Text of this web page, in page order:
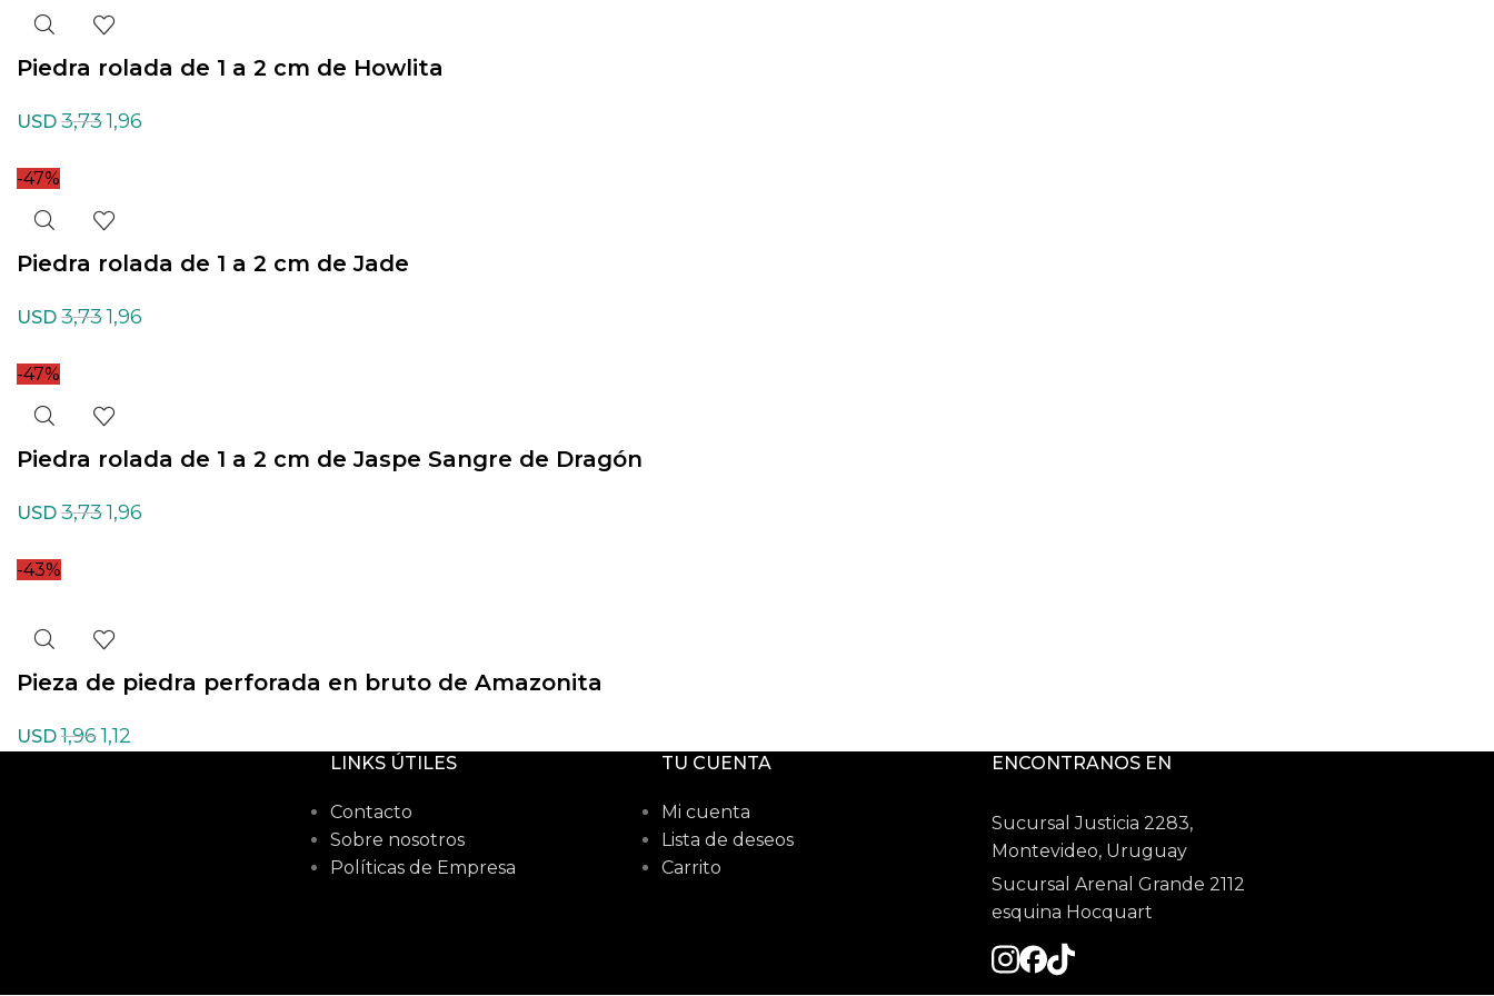
Piedra rolada de 1 a 2 cm de Howlita
USD 3,731,96
-47%
Piedra rolada de 1 a 2 cm de Jade
USD 3,731,96
-47%
Piedra rolada de 1 a 2 cm de Jaspe Sangre de Dragón
USD 3,731,96
-43%
Pieza de piedra perforada en bruto de Amazonita
USD 1,961,12
LINKS ÚTILES
Contacto
Sobre nosotros
Políticas de Empresa
TU CUENTA
Mi cuenta
Lista de deseos
Carrito
ENCONTRANOS EN
Sucursal Justicia 2283,
Montevideo, Uruguay
Sucursal Arenal Grande 2112
esquina Hocquart